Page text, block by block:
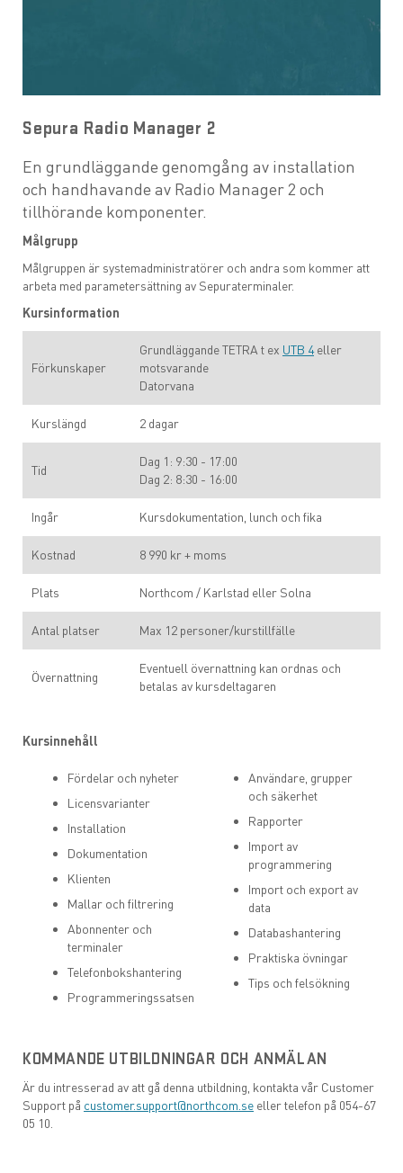
Sepura Radio Manager 2
En grundläggande genomgång av installation
och handhavande av Radio Manager 2 och
tillhörande komponenter.
Målgrupp
Målgruppen är systemadministratörer och andra som kommer att
arbeta med parametersättning av Sepuraterminaler.
Kursinformation
Förkunskaper
Grundläggande TETRA t ex UTB 4eller
motsvarande
Datorvana
Kurslängd 2 dagar
Tid
Dag 1: 9:30 - 17:00
Dag 2: 8:30 - 16:00
Ingår Kursdokumentation, lunch och fika
Kostnad 8 990 kr + moms
Plats Northcom / Karlstad eller Solna
Antal platser Max 12 personer/kurstillfälle
Övernattning
Eventuell övernattning kan ordnas och
betalas av kursdeltagaren
Kursinnehåll
Fördelar och nyheter
Licensvarianter
Installation
Dokumentation
Klienten
Mallar och filtrering
Abonnenter och
terminaler
Telefonbokshantering
Programmeringssatsen
Användare, grupper
och säkerhet
Rapporter
Import av
programmering
Import och export av
data
Databashantering
Praktiska övningar
Tips och felsökning
KOMMANDE UTBILDNINGAR OCH ANMÄLAN
Är du intresserad av att gå denna utbildning, kontakta vår Customer
Support på customer.support@northcom.se eller telefon på 054-67
05 10.
UTB 13 - Sepura parametersättning
UTB 14 - IDAS-utbildning
UTB 16 - Förebyggande service/underhåll
UTB 20 - Icom IP-radio
Interaktiva utbildningar